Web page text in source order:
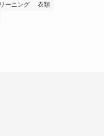
ーニング
衣類